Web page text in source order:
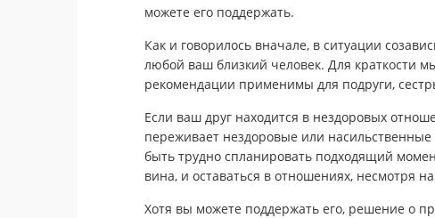
можете его поддержать.
Как и говорилось вначале, в ситуации
любой ваш близкий человек. Для краткости
рекомендации применимы для подруги,
Если ваш друг находится в нездоровых
переживает нездоровые или
быть трудно спланировать подходящий
вина, и оставаться в отношениях, несмотря
Хотя вы можете поддержать его, решение о